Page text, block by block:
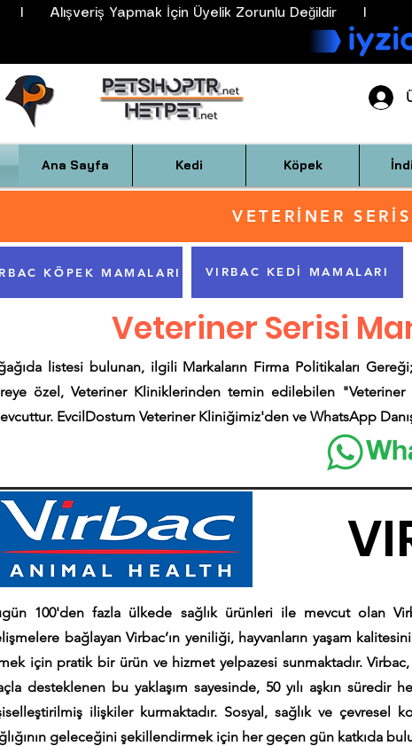
I      Alışveriş Yapmak İçin Üyelik Zorunlu Değildir      I
Ana Sayfa Kedi Köpek
VETERİNER
KÖPEK MAMALARI VIRBAC KEDİ MAMALARI
Veteriner Serisi
listesi bulunan, ilgili Markaların Firma Politikaları
özel, Veteriner Kliniklerinden temin edilebilen
EvcilDostum Veteriner Kliniğimiz'den ve WhatsApp
100'den fazla ülkede sağlık ürünleri ile mevcut olan
bağlayan Virbac’ın yeniliği, hayvanların yaşam
için pratik bir ürün ve hizmet yelpazesi sunmaktadır. Virbac,
desteklenen bu yaklaşım sayesinde, 50 yılı aşkın
ilişkiler kurmaktadır. Sosyal, sağlık ve çevresel
geleceğini şekillendirmek için her geçen gün katkıda